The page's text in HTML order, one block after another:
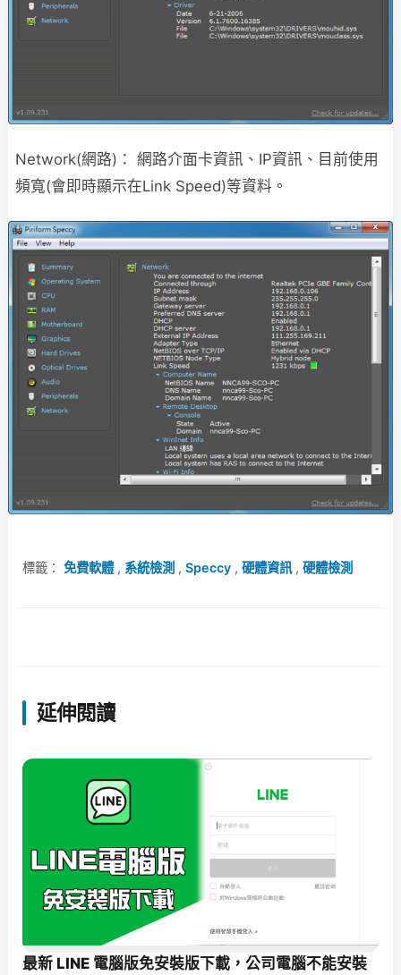
Network(網路)： 網路介面卡資訊、IP資訊、目前使用
頻寬(會即時顯示在Link Speed)等資料。
標籤： 免費軟體, 系統檢測 , Speccy , 硬體資訊, 硬體檢測
延伸閱讀
最新 LINE 電腦版免安裝版下載，公司電腦不能安裝